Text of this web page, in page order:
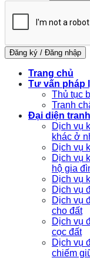
Đăng ký / Đăng nhập
Trang chủ
Tư vấn pháp
Thủ tục
Tranh
Đại diện
Dịch vụ
khác ở
Dịch vụ
Dịch vụ
hộ gia
Dịch vụ
Dịch vụ
Dịch vụ
cho đất
Dịch vụ
cọc đất
Dịch vụ
chiếm